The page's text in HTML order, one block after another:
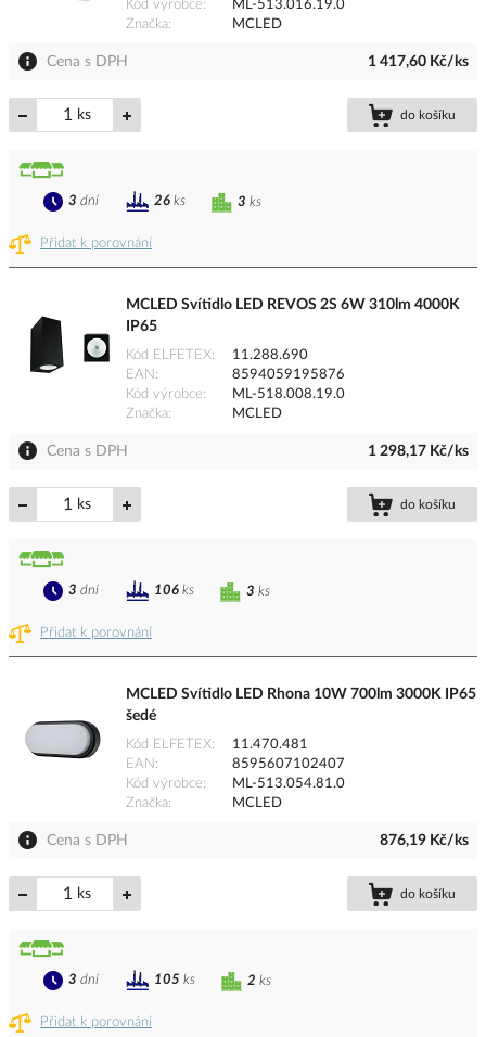
Kód výrobce
ML-513.016.19.0
Značka
MCLED
Cena s DPH 1 417,60 Kč/ks
ks do košíku
Přidat k porovnání
3 ks
3 dní 26 ks
MCLED Svítidlo LED REVOS 2S 6W 310lm 4000K
IP65
Kód ELFETEX
11.288.690
EAN
8594059195876
Kód výrobce
ML-518.008.19.0
Značka
MCLED
Cena s DPH 1 298,17 Kč/ks
ks do košíku
Přidat k porovnání
3 ks
3 dní 106 ks
MCLED Svítidlo LED Rhona 10W 700lm 3000K IP65
šedé
Kód ELFETEX
11.470.481
EAN
8595607102407
Kód výrobce
ML-513.054.81.0
Značka
MCLED
Cena s DPH 876,19 Kč/ks
ks do košíku
Přidat k porovnání
2 ks
3 dní 105 ks